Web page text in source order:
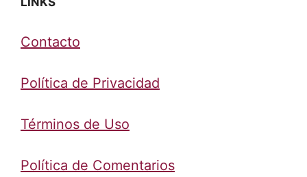
Contacto
Política de Privacidad
Términos de Uso
Política de Comentarios